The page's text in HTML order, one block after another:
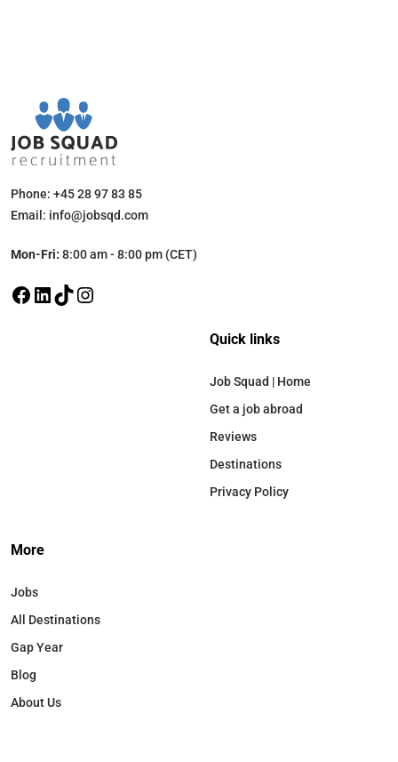
Phone: +45 28 97 83 85
Email: info@jobsqd.com
Mon-Fri: 8:00 am - 8:00 pm (CET)
Quick links
Job Squad | Home
Get a job abroad
Reviews
Destinations
Privacy Policy
More
Jobs
All Destinations
Gap Year
Blog
About Us